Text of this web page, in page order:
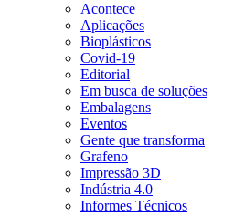
Acontece
Aplicações
Bioplásticos
Covid-19
Editorial
Em busca de soluções
Embalagens
Eventos
Gente que transforma
Grafeno
Impressão 3D
Indústria 4.0
Informes Técnicos